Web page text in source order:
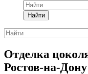
Найти
Отделка
Ростов-на-Дону